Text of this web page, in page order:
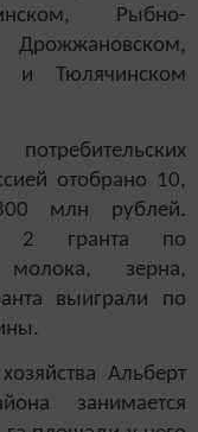
Рыбно-
Дрожжановском,
и Тюлячинском
отобрано 10,
млн рублей.
2 гранта по
молока, зерна,
выиграли по
Альберт
занимается